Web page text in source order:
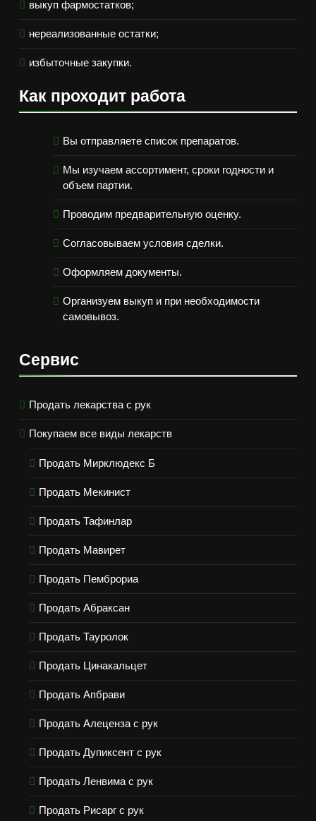
выкуп фармостатков;
нереализованные остатки;
избыточные закупки.
Как проходит работа
Вы отправляете список препаратов.
Мы изучаем ассортимент, сроки годности и
объем партии.
Проводим предварительную оценку.
Согласовываем условия сделки.
Оформляем документы.
Организуем выкуп и при необходимости
самовывоз.
Сервис
Продать лекарства с рук
Покупаем все виды лекарств
Продать Мирклюдекс Б
Продать Мекинист
Продать Тафинлар
Продать Мавирет
Продать Пемброриа
Продать Абраксан
Продать Тауролок
Продать Цинакальцет
Продать Апбрави
Продать Алеценза с рук
Продать Дупиксент с рук
Продать Ленвима с рук
Продать Рисарг с рук